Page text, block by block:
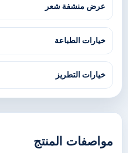
عرض منشفة شعر
خيارات الطباعة
خيارات التطريز
مواصفات المنتج